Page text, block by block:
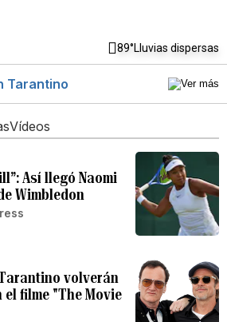
89°Lluvias dispersas
Tarantino
Vídeos
Así llegó Naomi
Wimbledon
volverán
filme "The Movie